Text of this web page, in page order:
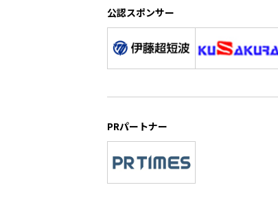
公認スポンサー
PRパートナー